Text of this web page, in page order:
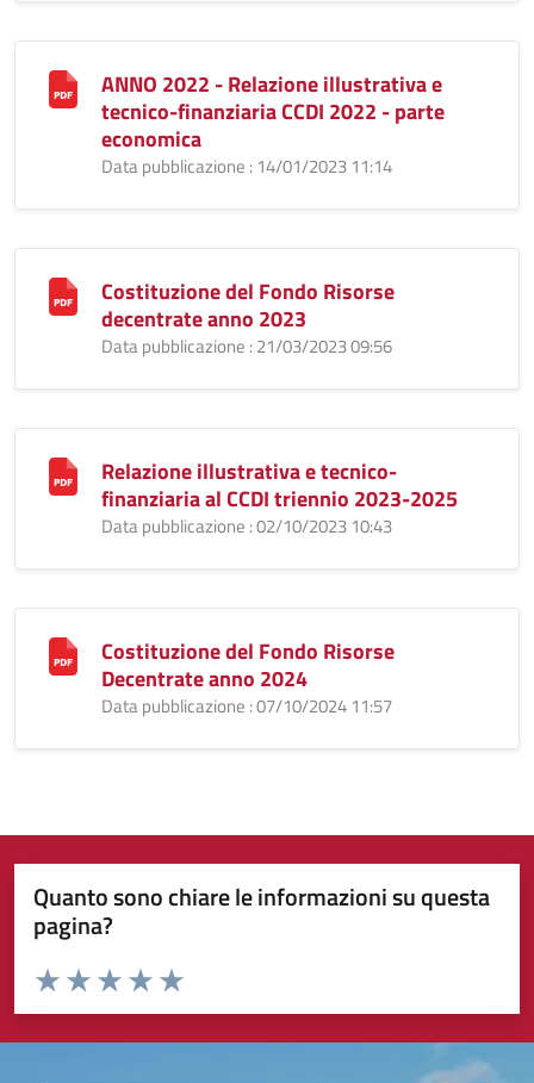
ANNO 2022 - Relazione illustrativa e
tecnico-finanziaria CCDI 2022 - parte
economica
Data pubblicazione : 14/01/2023 11:14
Costituzione del Fondo Risorse
decentrate anno 2023
Data pubblicazione : 21/03/2023 09:56
Relazione illustrativa e tecnico-
finanziaria al CCDI triennio 2023-2025
Data pubblicazione : 02/10/2023 10:43
Costituzione del Fondo Risorse
Decentrate anno 2024
Data pubblicazione : 07/10/2024 11:57
Quanto sono chiare le informazioni su questa
pagina?
Valuta da 1 a 5 stelle la pagina
Valuta 5 stelle su 5
Valuta 4 stelle su 5
Valuta 3 stelle su 5
Valuta 2 stelle su 5
Valuta 1 stelle su 5